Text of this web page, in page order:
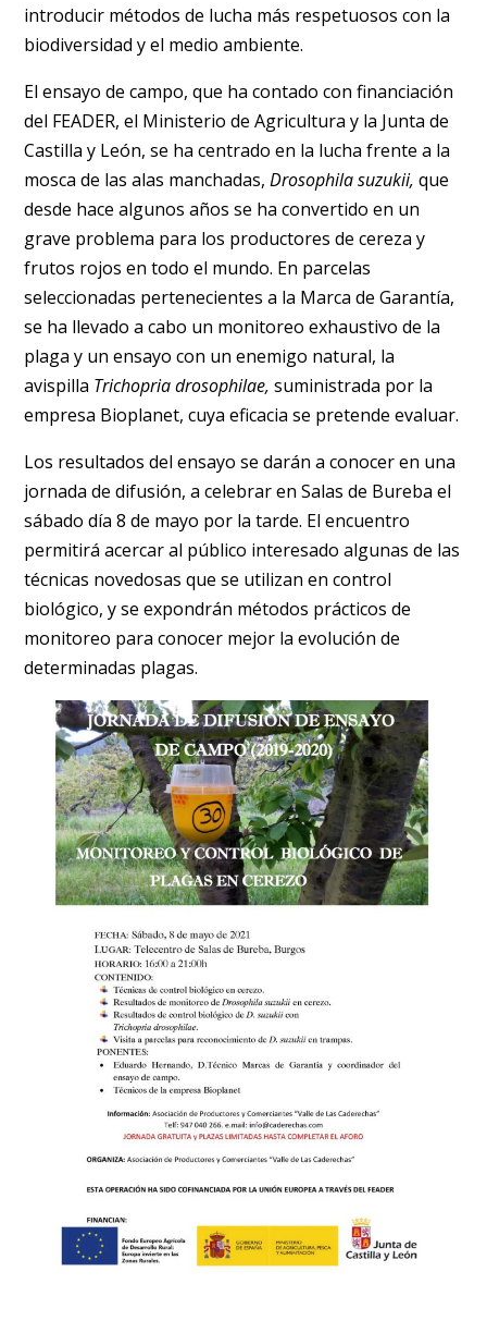
introducir métodos de lucha más respetuosos con la
biodiversidad y el medio ambiente.
El ensayo de campo, que ha contado con financiación
del FEADER, el Ministerio de Agricultura y la Junta de
Castilla y León, se ha centrado en la lucha frente a la
mosca de las alas manchadas, Drosophila suzukii, que
desde hace algunos años se ha convertido en un
grave problema para los productores de cereza y
frutos rojos en todo el mundo. En parcelas
seleccionadas pertenecientes a la Marca de Garantía,
se ha llevado a cabo un monitoreo exhaustivo de la
plaga y un ensayo con un enemigo natural, la
avispilla Trichopria drosophilae, suministrada por la
empresa Bioplanet, cuya eficacia se pretende evaluar.
Los resultados del ensayo se darán a conocer en una
jornada de difusión, a celebrar en Salas de Bureba el
sábado día 8 de mayo por la tarde. El encuentro
permitirá acercar al público interesado algunas de las
técnicas novedosas que se utilizan en control
biológico, y se expondrán métodos prácticos de
monitoreo para conocer mejor la evolución de
determinadas plagas.